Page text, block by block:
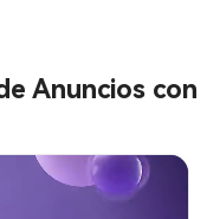
Anuncios con